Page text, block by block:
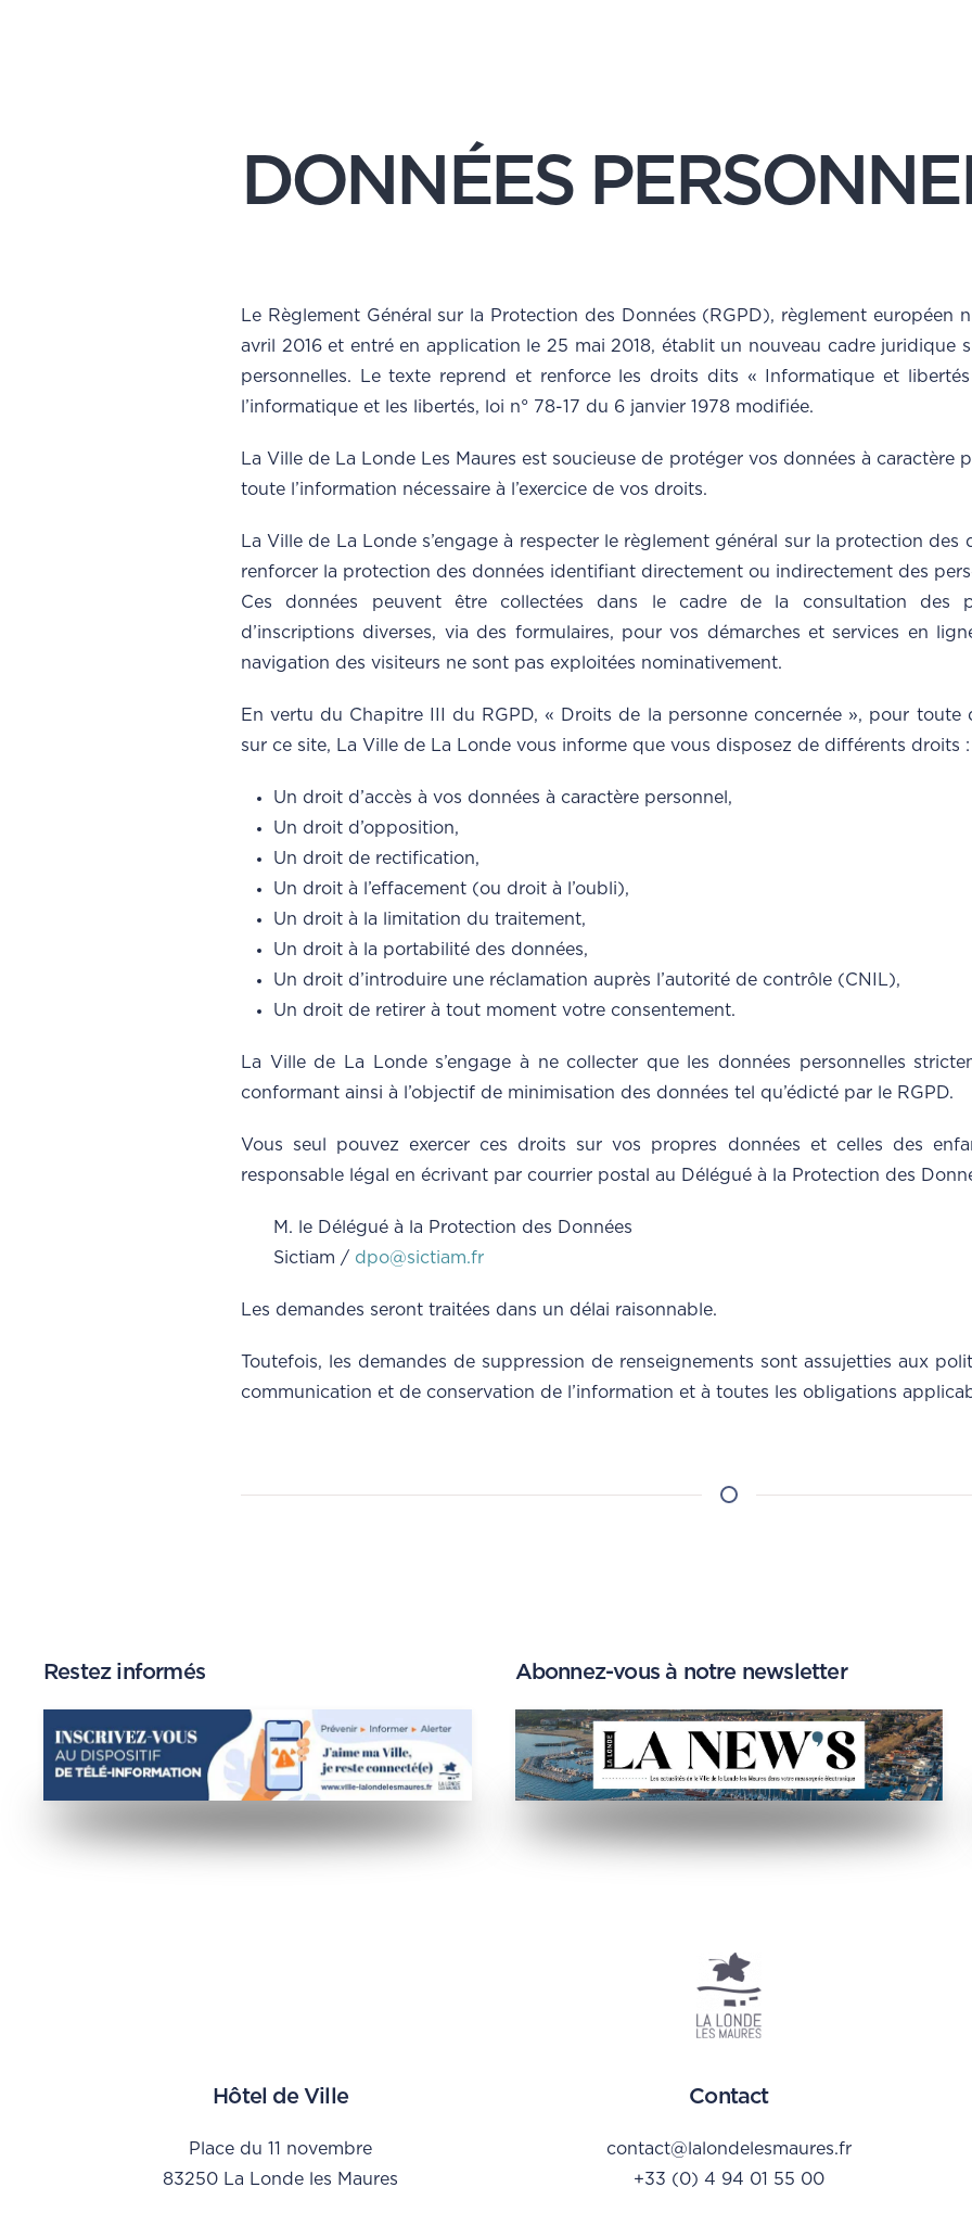
DONNÉES
Le Règlement Général sur la Protection des Données (RGPD), règlement européen
avril 2016 et entré en application le 25 mai 2018, établit un nouveau cadre juridique
personnelles. Le texte reprend et renforce les droits dits « Informatique et
l’informatique et les libertés, loi n° 78-17 du 6 janvier 1978 modifiée.
La Ville de La Londe Les Maures est soucieuse de protéger vos données à caractère
toute l’information nécessaire à l’exercice de vos droits.
La Ville de La Londe s’engage à respecter le règlement général sur la protection des
renforcer la protection des données identifiant directement ou indirectement des
Ces données peuvent être collectées dans le cadre de la consultation des
d’inscriptions diverses, via des formulaires, pour vos démarches et services en
navigation des visiteurs ne sont pas exploitées nominativement.
En vertu du Chapitre III du RGPD, « Droits de la personne concernée », pour toute
sur ce site, La Ville de La Londe vous informe que vous disposez de différents droits :
Un droit d’accès à vos données à caractère personnel,
Un droit d’opposition,
Un droit de rectification,
Un droit à l’effacement (ou droit à l’oubli),
Un droit à la limitation du traitement,
Un droit à la portabilité des données,
Un droit d’introduire une réclamation auprès l’autorité de contrôle (CNIL),
Un droit de retirer à tout moment votre consentement.
La Ville de La Londe s’engage à ne collecter que les données personnelles
conformant ainsi à l’objectif de minimisation des données tel qu’édicté par le RGPD.
Vous seul pouvez exercer ces droits sur vos propres données et celles des
responsable légal en écrivant par courrier postal au Délégué à la Protection des
M. le Délégué à la Protection des Données
Sictiam / dpo@sictiam.fr
Les demandes seront traitées dans un délai raisonnable.
Toutefois, les demandes de suppression de renseignements sont assujetties aux
communication et de conservation de l’information et à toutes les obligations
Restez informés Abonnez-vous à notre newsletter
Hôtel de Ville
Place du 11 novembre
83250 La Londe les Maures
Contact
contact@lalondelesmaures.fr
+33 (0) 4 94 01 55 00